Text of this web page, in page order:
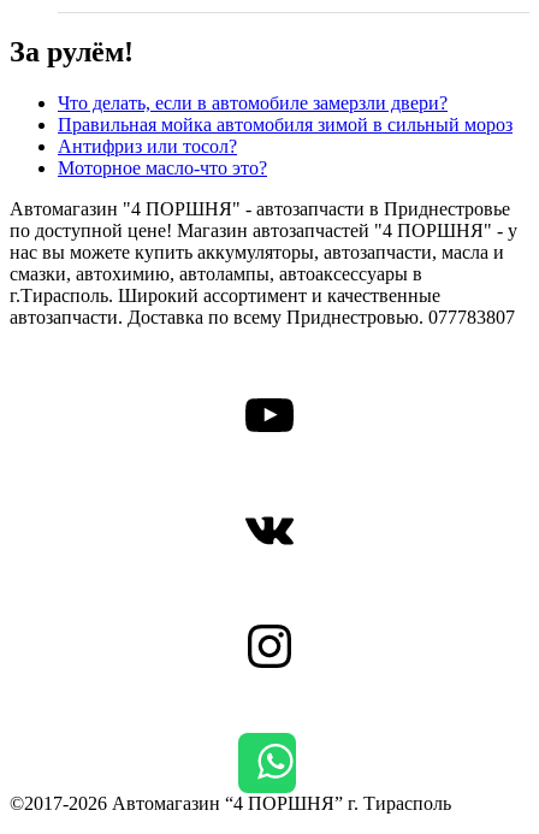
За рулём!
Что делать, если в автомобиле замерзли двери?
Правильная мойка автомобиля зимой в сильный мороз
Антифриз или тосол?
Моторное масло-что это?
Автомагазин "4 ПОРШНЯ" - автозапчасти в Приднестровье
по доступной цене! Магазин автозапчастей "4 ПОРШНЯ" - у
нас вы можете купить аккумуляторы, автозапчасти, масла и
смазки, автохимию, автолампы, автоаксессуары в
г.Тирасполь. Широкий ассортимент и качественные
автозапчасти. Доставка по всему Приднестровью. 077783807
YouTube
ВКонтакте
Instagram
©2017-2026 Автомагазин “4 ПОРШНЯ” г. Тирасполь